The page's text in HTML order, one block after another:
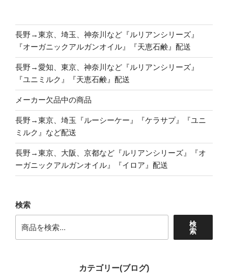
長野→東京、埼玉、神奈川など『ルリアンシリーズ』
『オーガニックアルガンオイル』『天恵石鹸』配送
長野→愛知、東京、神奈川など『ルリアンシリーズ』
『ユニミルク』『天恵石鹸』配送
メーカー欠品中の商品
長野→東京、埼玉『ルーシーケー』『ケラサプ』『ユニ
ミルク』など配送
長野→東京、大阪、京都など『ルリアンシリーズ』『オ
ーガニックアルガンオイル』『イロア』配送
検索
検
索
カテゴリー(ブログ)